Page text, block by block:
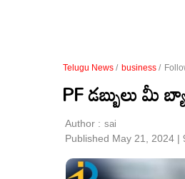
Telugu News / business /
PF డబ్బులు మీ
Author : sai
Published May 21, 2024 |